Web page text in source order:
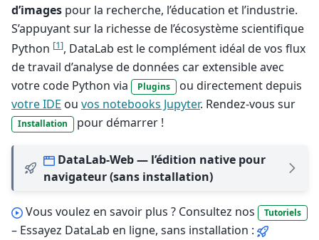
d’images pour la recherche, l’éducation et l’industrie.
S’appuyant sur la richesse de l’écosystème scientifique
Python [1], DataLab est le complément idéal de vos flux
de travail d’analyse de données car extensible avec
votre code Python via
Plugins ou directement depuis
votre IDE ou vos notebooks Jupyter. Rendez-vous sur
Installation pour démarrer !
DataLab-Web — l’édition native pour
navigateur (sans installation)
Vous voulez en savoir plus ? Consultez nos Tutoriels
– Essayez DataLab en ligne, sans installation :